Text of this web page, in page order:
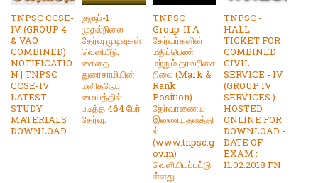
TNPSC CCSE-
IV (GROUP 4
& VAO
COMBINED)
NOTIFICATIO
N | TNPSC
CCSE-IV
LATEST
STUDY
MATERIALS
DOWNLOAD
குரூப்-1
முதல்நிலை
தேர்வு முடிவுகள்
வெளியீடு.
சைதை
துரைசாமியின்
மனிதநேய
மையத்தில்
படித்த 464 பேர்
தேர்வு.
TNPSC
Group-II A
தேர்வர்களின்
மதிப்பெண்
மற்றும் தரவரிசை
நிலை (Mark &
Rank
Position)
தேர்வாணைய
இணையதளத்தி
ல்
(www.tnpsc.g
ov.in)
வெளியிடப்பட்டு
ள்ளது.
TNPSC -
HALL
TICKET FOR
COMBINED
CIVIL
SERVICE - IV
(GROUP IV
SERVICES )
HOSTED
ONLINE FOR
DOWNLOAD -
DATE OF
EXAM :
11.02.2018 FN